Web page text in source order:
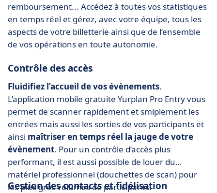
remboursement... Accédez à toutes vos statistiques
en temps réel et gérez, avec votre équipe, tous les
aspects de votre billetterie ainsi que de l’ensemble
de vos opérations en toute autonomie.
Contrôle des accès
Fluidifiez l’accueil de vos évènements.
L’application mobile gratuite Yurplan Pro Entry vous
permet de scanner rapidement et smiplement les
entrées mais aussi les sorties de vos participants et
ainsi maîtriser en temps réel la jauge de votre
évènement. Pour un contrôle d’accès plus
performant, il est aussi possible de louer du
matériel professionnel (douchettes de scan) pour
les plus gros volumes de participants.
Gestion des contacts et fidélisation